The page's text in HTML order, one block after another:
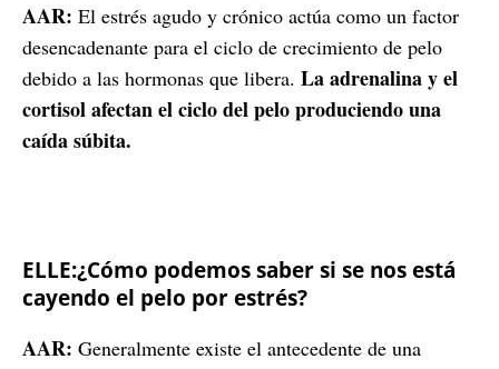
AAR: El estrés agudo y crónico actúa como un factor
desencadenante para el ciclo de crecimiento de pelo
debido a las hormonas que libera. La adrenalina y el
cortisol afectan el ciclo del pelo produciendo una
caída súbita.
ELLE:¿Cómo podemos saber si se nos está
cayendo el pelo por estrés?
AAR: Generalmente existe el antecedente de una